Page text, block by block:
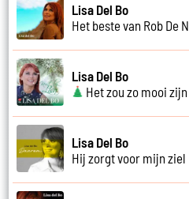
Lisa Del Bo
Het beste van Rob De
Lisa Del Bo
Het zou zo mooi zijn
Lisa Del Bo
Hij zorgt voor mijn ziel